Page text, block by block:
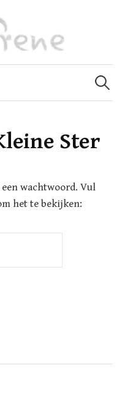
Zoeken
naar:
Ster
wachtwoord. Vul
het te bekijken: